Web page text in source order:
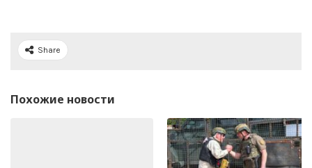
Share
Похожие новости